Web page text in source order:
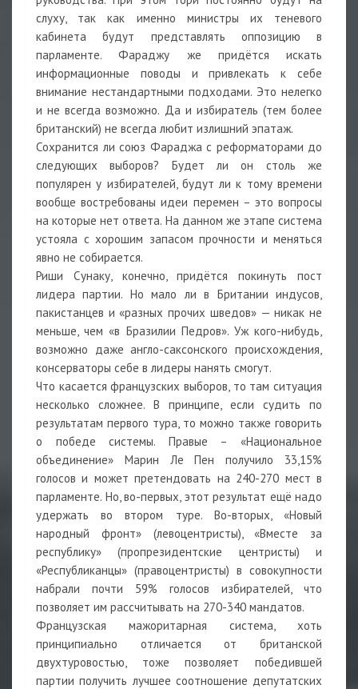
слуху, так как именно министры их теневого
кабинета будут представлять оппозицию в
парламенте. Фараджу же придётся искать
информационные поводы и привлекать к себе
внимание нестандартными подходами. Это нелегко
и не всегда возможно. Да и избиратель (тем более
британский) не всегда любит излишний эпатаж.
Сохранится ли союз Фараджа с реформаторами до
следующих выборов? Будет ли он столь же
популярен у избирателей, будут ли к тому времени
вообще востребованы идеи перемен – это вопросы
на которые нет ответа. На данном же этапе система
устояла с хорошим запасом прочности и меняться
явно не собирается.
Риши Сунаку, конечно, придётся покинуть пост
лидера партии. Но мало ли в Британии индусов,
пакистанцев и «разных прочих шведов» — никак не
меньше, чем «в Бразилии Педров». Уж кого-нибудь,
возможно даже англо-саксонского происхождения,
консерваторы себе в лидеры нанять смогут.
Что касается французских выборов, то там ситуация
несколько сложнее. В принципе, если судить по
результатам первого тура, то можно также говорить
о победе системы. Правые – «Национальное
объединение» Марин Ле Пен получило 33,15%
голосов и может претендовать на 240-270 мест в
парламенте. Но, во-первых, этот результат ещё надо
удержать во втором туре. Во-вторых, «Новый
народный фронт» (левоцентристы), «Вместе за
республику» (пропрезидентские центристы) и
«Республиканцы» (правоцентристы) в совокупности
набрали почти 59% голосов избирателей, что
позволяет им рассчитывать на 270-340 мандатов.
Французская мажоритарная система, хоть
принципиально отличается от британской
двухтуровостью, тоже позволяет победившей
партии получить лучшее соотношение депутатских